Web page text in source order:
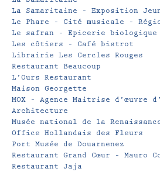
La Samaritaine – Exposition
Le Phare – Cité musicale –
Le safran – Epicerie biologique
Les côtiers – Café bistrot
Librairie Les Cercles Rouges
Restaurant Beaucoup
L’Ours Restaurant
Maison Georgette
MOX – Agence Maitrise d’œuvre
Architecture
Musée national de la
Office Hollandais des Fleurs
Port Musée de Douarnenez
Restaurant Grand Cœur – Mauro
Restaurant Jaja